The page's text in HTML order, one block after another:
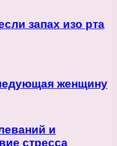
запах изо рта
женщину
и
стресса